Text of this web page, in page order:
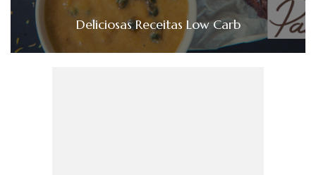
Deliciosas Receitas Low Carb